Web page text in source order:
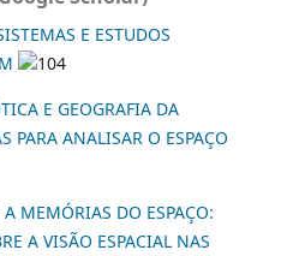
E ESTUDOS
104
E GEOGRAFIA DA
PARA ANALISAR O ESPAÇO
MEMÓRIAS DO ESPAÇO:
A VISÃO ESPACIAL NAS